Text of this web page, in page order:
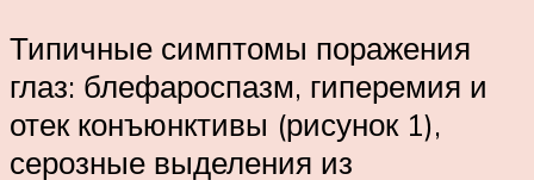
Типичные симптомы поражения
глаз: блефароспазм, гиперемия и
отек конъюнктивы (рисунок 1),
серозные выделения из